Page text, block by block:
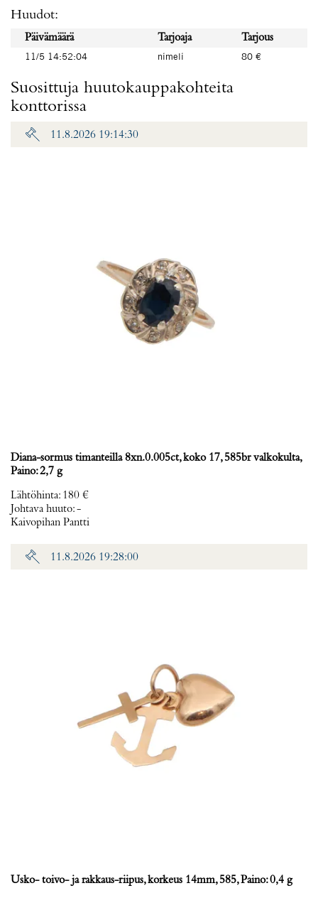
Huudot:
Päivämäärä Tarjoaja
Tarjous
11/5 14:52:04
nimeli 80 €
Suosittuja huutokauppakohteita
konttorissa
11.8.2026 19:14:30
Diana-sormus timanteilla 8xn.0.005ct, koko 17, 585br valkokulta,
Paino: 2,7 g
Lähtöhinta: 180 €
Johtava huuto:-
Kaivopihan Pantti
11.8.2026 19:28:00
Usko- toivo- ja rakkaus-riipus, korkeus 14mm, 585, Paino: 0,4 g